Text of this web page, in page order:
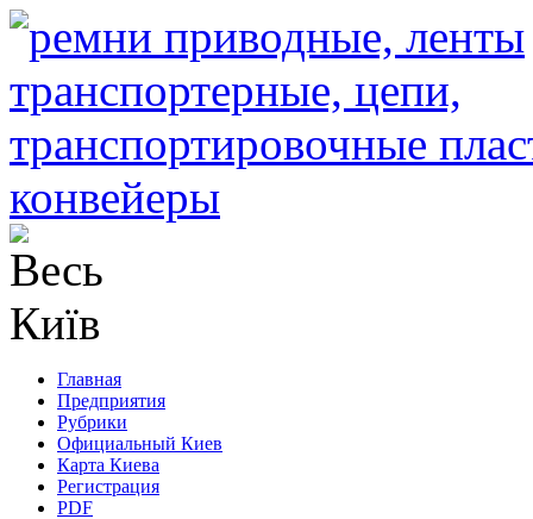
Главная
Предприятия
Рубрики
Официальный Киев
Карта Киева
Регистрация
PDF